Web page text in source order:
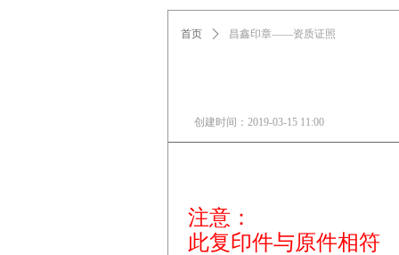
创建时间： 2019-03-15 11:00
注意：
此复印件与原件相符
首页 ꄲ 昌鑫印章——资质证照